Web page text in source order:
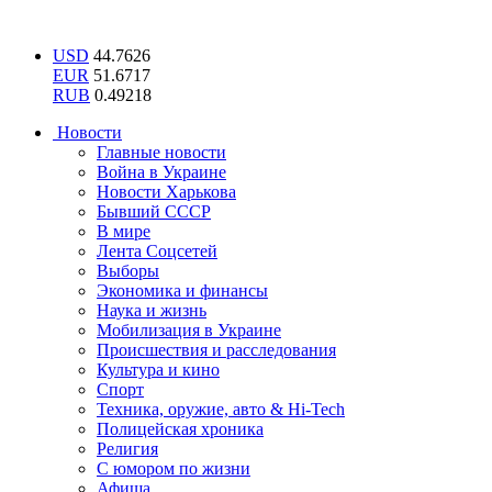
USD 44.7626
EUR 51.6717
RUB 0.49218
Новости
Главные новости
Война в Украине
Новости Харькова
Бывший СССР
В мире
Лента Соцсетей
Выборы
Экономика и финансы
Наука и жизнь
Мобилизация в Украине
Происшествия и расследования
Культура и кино
Спорт
Техника, оружие, авто & Hi-Tech
Полицейская хроника
Религия
С юмором по жизни
Афиша